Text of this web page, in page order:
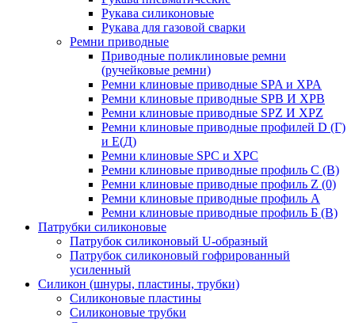
Рукава силиконовые
Рукава для газовой сварки
Ремни приводные
Приводные поликлиновые ремни
(ручейковые ремни)
Ремни клиновые приводные SPA и XPA
Ремни клиновые приводные SPB И XPB
Ремни клиновые приводные SPZ И XPZ
Ремни клиновые приводные профилей D (Г)
и Е(Д)
Ремни клиновые SPC и XPC
Ремни клиновые приводные профиль C (В)
Ремни клиновые приводные профиль Z (0)
Ремни клиновые приводные профиль А
Ремни клиновые приводные профиль Б (B)
Патрубки силиконовые
Патрубок силиконовый U-образный
Патрубок силиконовый гофрированный
усиленный
Силикон (шнуры, пластины, трубки)
Силиконовые пластины
Силиконовые трубки